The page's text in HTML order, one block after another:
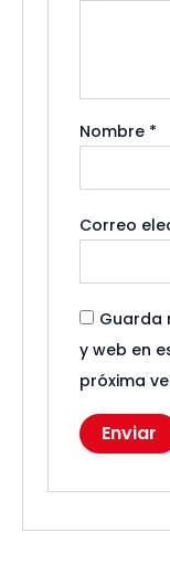
Nombre *
Correo
Guarda
y web en
próxima